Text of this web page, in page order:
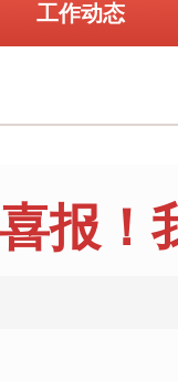
工作动态
喜报！